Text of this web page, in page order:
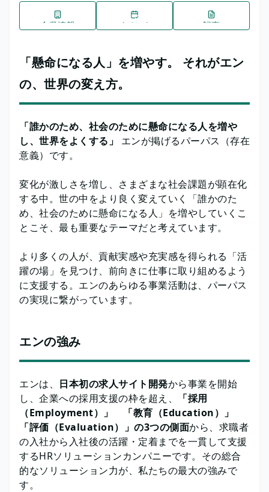
企業情報 イベント 記事
「懸命になる人」を増やす。 それがエン
の、世界の変え方。
「誰かのため、社会のために懸命になる人を増や
し、世界をよくする」
エンが掲げるパーパス（存在
意義）です。
変化が激しさを増し、さまざまな社会課題が顕在化
する中。世の中をより良く変えていく「誰かのた
め、社会のために懸命になる人」を増やしていくこ
とこそ、最も重要なテーマだと考えています。
より多くの人が、貢献実感や充実感を得られる「活
躍の場」を見つけ、前向きに仕事に取り組めるよう
に支援する。エンのあらゆる事業活動は、パーパス
の実現に繋がっています。
エンの強み
エンは、 日本初の求人サイト開発から事業を開始
し、企業への採用支援の枠を超え、
「採用
（Employment）」 「教育（Education）」
「評価（Evaluation）」の3つの側面から、求職者
の入社から入社後の活躍・定着までを一貫して支援
するHRソリューションカンパニーです。その総合
的なソリューション力が、私たちの最大の強みで
す。